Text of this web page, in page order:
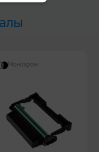
Fi 802.11
Монохром